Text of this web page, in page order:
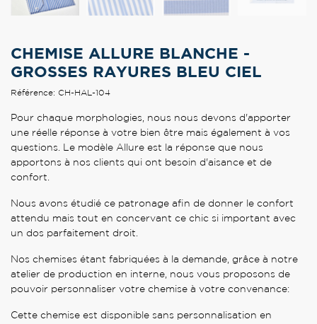
CHEMISE ALLURE BLANCHE -
GROSSES RAYURES BLEU CIEL
Référence: CH-HAL-104
Pour chaque morphologies, nous nous devons d'apporter
une réelle réponse à votre bien être mais également à vos
questions. Le modèle Allure est la réponse que nous
apportons à nos clients qui ont besoin d'aisance et de
confort.
Nous avons étudié ce patronage afin de donner le confort
attendu mais tout en concervant ce chic si important avec
un dos parfaitement droit.
Nos chemises étant fabriquées à la demande, grâce à notre
atelier de production en interne, nous vous proposons de
pouvoir personnaliser votre chemise à votre convenance:
Cette chemise est disponible sans personnalisation en